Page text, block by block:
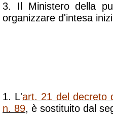
3. Il Ministero della
organizzare d'intesa
1. L'art. 21 del decreto
n. 89, è sostituito dal